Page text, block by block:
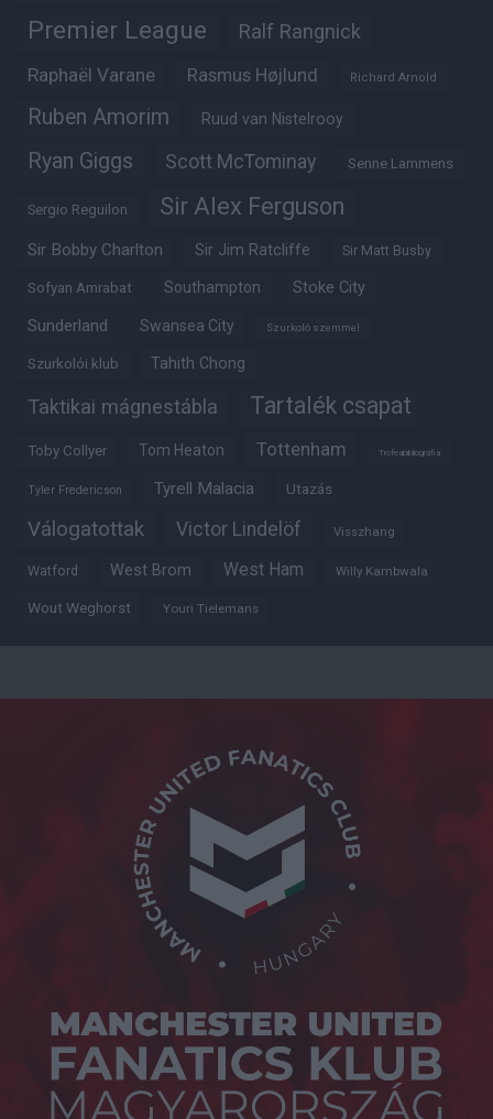
Premier League Ralf Rangnick
Raphaël Varane Rasmus Højlund Richard Arnold
Ruben Amorim Ruud van Nistelrooy
Ryan Giggs Scott McTominay Senne Lammens
Sergio Reguilon Sir Alex Ferguson
Sir Bobby Charlton Sir Jim Ratcliffe Sir Matt Busby
Sofyan Amrabat Southampton Stoke City
Sunderland Swansea City Szurkoló szemmel
Szurkolói klub Tahith Chong
Taktikai mágnestábla Tartalék csapat
Toby Collyer Tom Heaton Tottenham Trófeabibliográfia
Tyler Fredericson Tyrell Malacia Utazás
Válogatottak Victor Lindelöf Visszhang
Watford West Brom West Ham Willy Kambwala
Wout Weghorst Youri Tielemans